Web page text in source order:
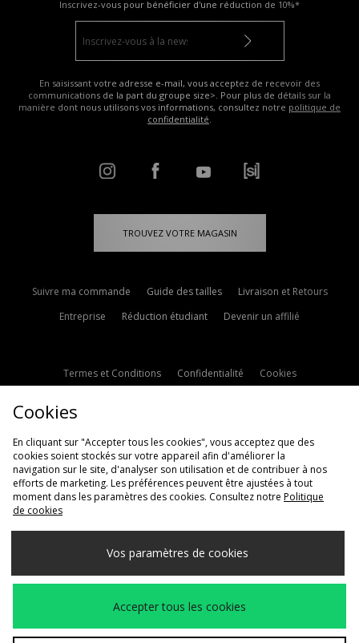
Inscrivez-vous pour bénéficier d'une réduction de 10%*
En saisissant votre adresse e-mail, vous acceptez de recevoir des
communications de la part du groupe size>. Pour plus de détails sur la
manière dont nous utilisons vos informations, consultez notre politique de
confidentialité.
TROUVEZ VOTRE MAGASIN
Suivre ma commande Guide des tailles
Livraison et Retours
Entreprise
Réduction étudiant Devenir un affilié
Termes et Conditions Confidentialité
Cookies
Politique d'avis en ligne
Livraison Vers
France
Nous acceptons les méthodes de paiement suivantes
Cookies
En cliquant sur "Accepter tous les cookies", vous acceptez que des
cookies soient stockés sur votre appareil afin d'améliorer la
navigation sur le site, d'analyser son utilisation et de contribuer à nos
efforts de marketing. Les préférences peuvent être ajustées à tout
moment dans les paramètres des cookies. Consultez notre Politique
de cookies
Vos paramètres de cookies
Accepter tous les cookies